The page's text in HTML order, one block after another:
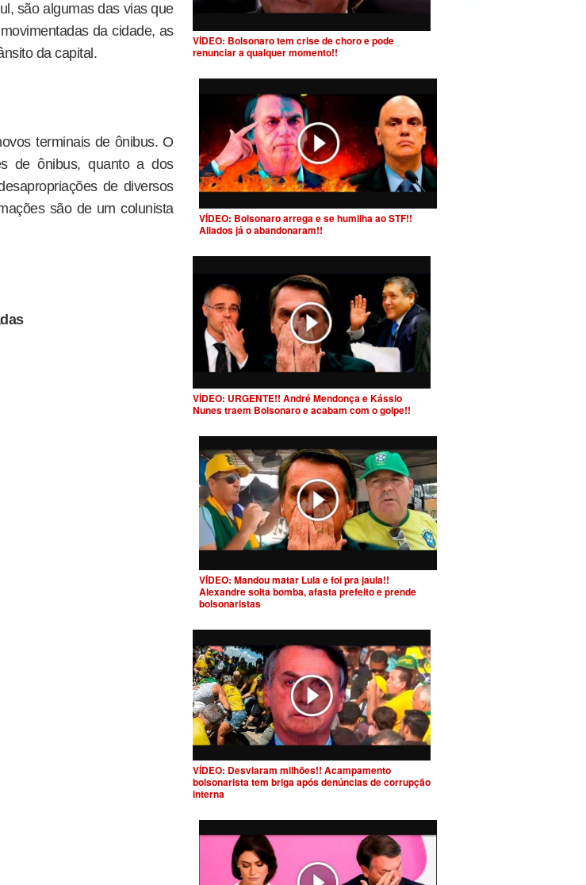
são algumas das vias que
da cidade, as
da capital.
terminais de ônibus. O
de ônibus, quanto a dos
de diversos
são de um colunista
VÍDEO: Bolsonaro tem crise de choro e pode
renunciar a qualquer momento!!
VÍDEO: Bolsonaro arrega e se humilha ao STF!!
Aliados já o abandonaram!!
VÍDEO: URGENTE!! André Mendonça e Kássio
Nunes traem Bolsonaro e acabam com o golpe!!
VÍDEO: Mandou matar Lula e foi pra jaula!!
Alexandre solta bomba, afasta prefeito e prende
bolsonaristas
VÍDEO: Desviaram milhões!! Acampamento
bolsonarista tem briga após denúncias de corrupção
interna